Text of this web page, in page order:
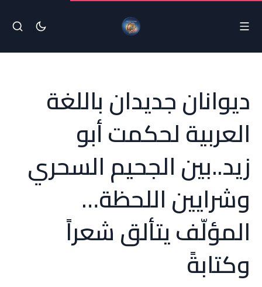
ديوانان جديدان باللغة
العربية لحكمت أبو
زيد..بين الجحيم السحري
وشرايين اللحظة…
المؤلّف يتألق شعراً
وكتابةً